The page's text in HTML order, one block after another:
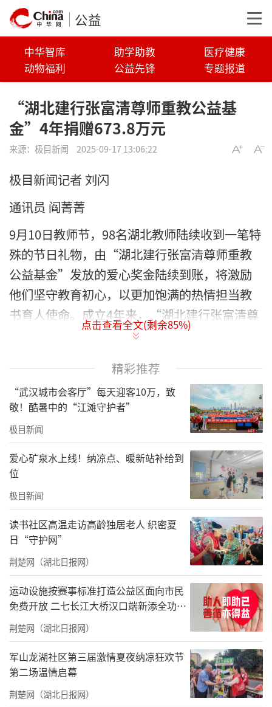
公益
中华智库 助学助教
医疗健康
动物福利
公益先锋 专题报道
“湖北建行张富清尊师重教公益基
金”4年捐赠673.8万元
来源： 极目新闻 2025-09-17 13:06:22
极目新闻记者 刘闪
通讯员 阎菁菁
9月10日教师节，98名湖北教师陆续收到一笔特
殊的节日礼物，由“湖北建行张富清尊师重教
公益基金”发放的爱心奖金陆续到账，将激励
他们坚守教育初心，以更加饱满的热情担当教
书育人使命。成立4年来，“湖北建行张富清尊
师重教公益基金”已捐赠资金673.8万元。
教育是国之大计、党之大计。作为国有金融机
构，建设银行在履行社会责任、热心教育公益
上有着优良的传统。从1993年起，建设银行湖
北省分行就开始募集员工捐款筹款，用于尊师
重教公益资助活动，至今已30多年。
把学习张富清与弘扬尊师重教风尚结合起来，
让老英雄淡泊名利、甘于奉献的精神一代一代
传下去！2022年6月，在总行大力支持指导下，
建设银行湖北省分行携手省教育厅、省教育基
金会共同成立湖北建行张富清尊师重教公益基
金，开展尊师重教相关公益活动，计划每年资
助家庭困难的优秀学生和教师各100名，每人
6000元。当年，累计发放资助资金120万元。
2025年，共有41所高校的98名优秀教师获得奖
励。
统计显示，4年来，湖北建行张富清尊师重教公
益基金累计捐赠资金673.8万元。其中奖励高校
点击查看全文(剩余85%)
精彩推荐
“武汉城市会客厅”每天迎客10万，致
敬！酷暑中的“江滩守护者”
极目新闻
爱心矿泉水上线！纳凉点、暖新站补给到
位
极目新闻
读书社区高温走访高龄独居老人 织密夏
日“守护网”
荆楚网（湖北日报网）
运动设施按赛事标准打造公益区面向市民
免费开放 二七长江大桥汉口端新添全功能
体育公园
荆楚网（湖北日报网）
军山龙湖社区第三届激情夏夜纳凉狂欢节
第二场温情启幕
荆楚网（湖北日报网）